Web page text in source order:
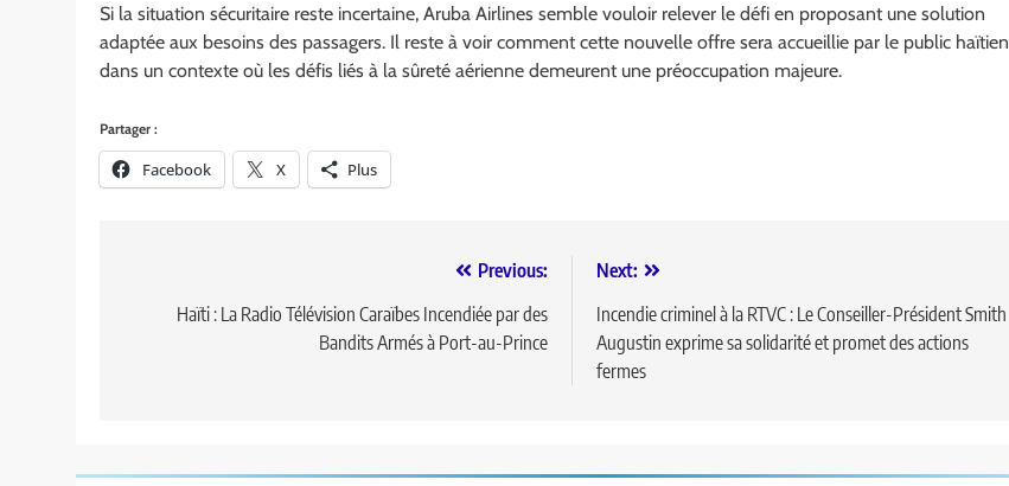
Si la situation sécuritaire reste incertaine, Aruba Airlines semble vouloir relever le défi en proposant une solution
adaptée aux besoins des passagers. Il reste à voir comment cette nouvelle offre sera accueillie par le public haïtien
dans un contexte où les défis liés à la sûreté aérienne demeurent une préoccupation majeure.
Partager :
Facebook X Plus
Previous:
Haïti : La Radio Télévision Caraïbes Incendiée par des
Bandits Armés à Port-au-Prince
Next:
Incendie criminel à la RTVC : Le Conseiller-Président Smith
Augustin exprime sa solidarité et promet des actions
fermes